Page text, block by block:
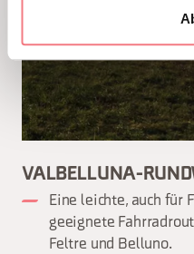
VALBELLUNA-
Eine leichte, auch für
geeignete
Feltre und Belluno.